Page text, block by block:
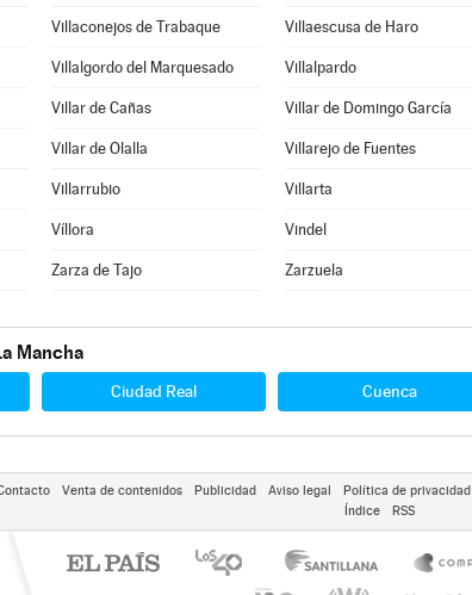
Villaconejos de Trabaque Villaescusa de Haro
Villalgordo del Marquesado Villalpardo
Villar de Cañas Villar de Domingo García
Villar de Olalla Villarejo de Fuentes
Villarrubio Villarta
Víllora Vindel
Zarza de Tajo Zarzuela
Mancha
Ciudad Real Cuenca
Venta de contenidos Publicidad Aviso legal Política de privacidad
Índice
RSS